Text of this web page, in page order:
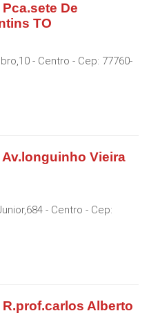
De
TO
- Centro - Cep: 77760-
Vieira
- Centro - Cep:
Alberto